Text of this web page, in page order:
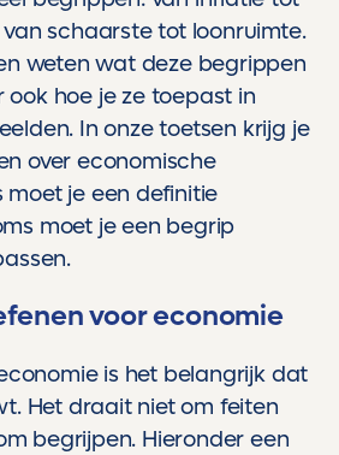
schaarste tot loonruimte.
weten wat deze begrippen
ook hoe je ze toepast in
In onze toetsen krijg je
over economische
moet je een definitie
moet je een begrip
voor economie
is het belangrijk dat
Het draait niet om feiten
begrijpen. Hieronder een